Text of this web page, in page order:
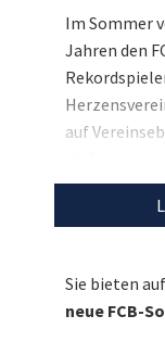
Im Sommer
Jahren den
auf
dürfen wir
dem
das die
Sie bieten
neue FCB-